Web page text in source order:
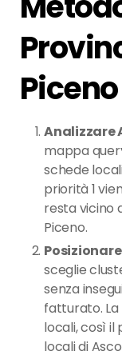
Piceno
Analizzare
mappa
schede
priorità 1
resta vicino
Piceno.
sceglie
senza
fatturato.
locali, così
locali di